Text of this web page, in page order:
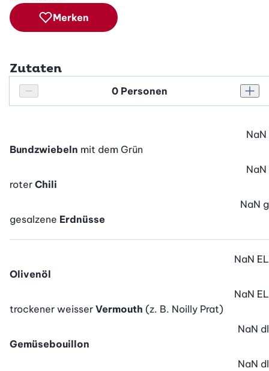
Merken
Zutaten
Personenanzahl verringern
Personenanzahl
Bundzwiebeln mit dem Grün
NaN
roter Chili
NaN
gesalzene Erdnüsse
NaN g
Olivenöl
NaN EL
trockener weisser Vermouth (z. B. Noilly Prat)
NaN EL
Gemüsebouillon
NaN dl
NaN dl